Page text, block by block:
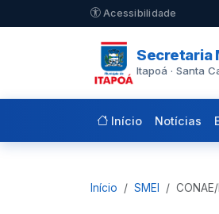
Pular para o conteúdo principal
Acessibilidade
Secretaria
Itapoá · Santa
Início Notícias
Início SMEI